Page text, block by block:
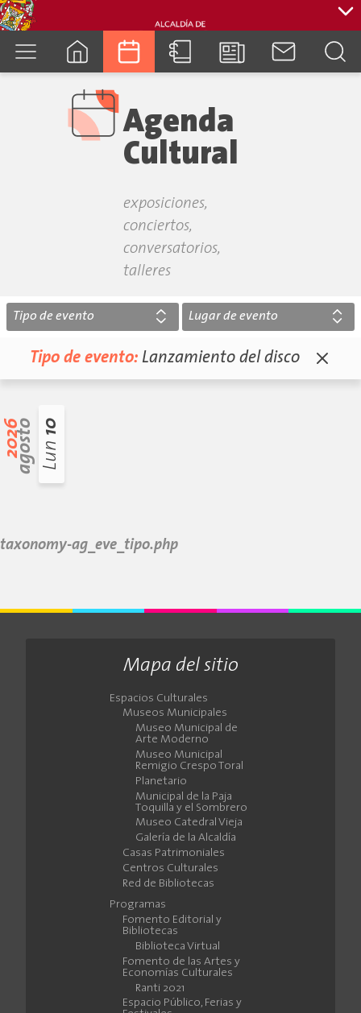
Agenda
Cultural
exposiciones,
conciertos,
conversatorios,
talleres
Tipo de evento: Lanzamiento del disco
2026agosto Lun
10
Tipo de evento Lugar de evento
taxonomy-ag_eve_tipo.php
Mapa del sitio
Espacios Culturales
Museos Municipales
Museo Municipal de
Arte Moderno
Museo Municipal
Remigio Crespo Toral
Planetario
Municipal de la Paja
Toquilla y el Sombrero
Museo Catedral Vieja
Galería de la Alcaldía
Casas Patrimoniales
Centros Culturales
Red de Bibliotecas
Programas
Fomento Editorial y
Bibliotecas
Biblioteca Virtual
Fomento de las Artes y
Economías Culturales
Ranti 2021
Espacio Público, Ferias y